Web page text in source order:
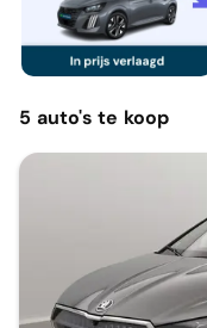
5 auto'ste koop